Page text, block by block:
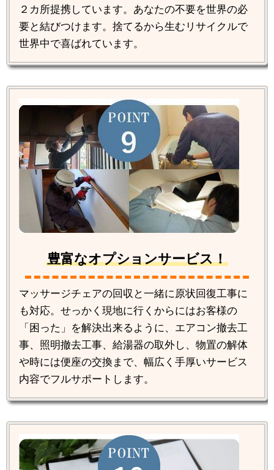
２カ所提携しています。あなたの不要を世界の必
要と結びつけます。捨てるから生むリサイクルで
世界中で喜ばれています。
豊富なオプションサービス！
マッサージチェアの回収と一緒に原状回復工事に
も対応。せっかく現地に行くからにはお客様の
「困った」を解決出来るように、エアコン撤去工
事、照明撤去工事、給湯器の取外し、物置の解体
や時には便座の交換まで、幅広く手厚いサービス
内容でフルサポートします。